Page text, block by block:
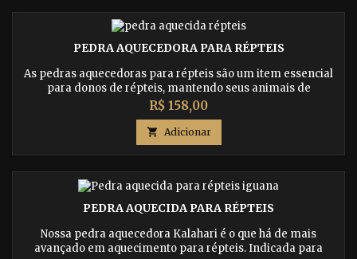
PEDRA AQUECEDORA PARA RÉPTEIS
As pedras aquecedoras para répteis são um item essencial
para donos de répteis, mantendo seus animais de
estimação aquecidos e confortáveis. Indicado para uma
variedade de répteis, incluindo geckos, jiboias, iguanas,
jabutis, corn snakes, tartarugas e dragões barbados.
Preço
R$ 158,00
 Adicionar
PEDRA AQUECIDA PARA RÉPTEIS
Nossa pedra aquecedora Kalahari é o que há de mais
avançado em aquecimento para répteis. Indicada para